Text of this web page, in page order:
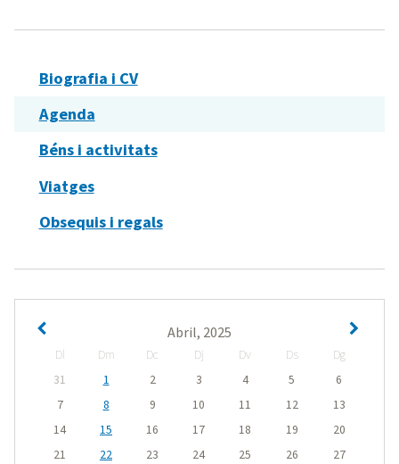
Biografia i CV
Agenda
Béns i activitats
Viatges
Obsequis i regals
Abril, 2025
Dl Dm Dc Dj Dv Ds
Dg
31
1 2 3 4 5
6
7
8 9 10 11 12
13
14
15 16 17 18 19
20
21
22 23 24 25 26
27